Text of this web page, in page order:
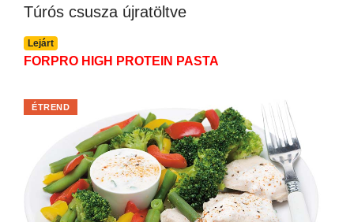
Túrós csusza újratöltve
Lejárt
FORPRO HIGH PROTEIN PASTA
ÉTREND